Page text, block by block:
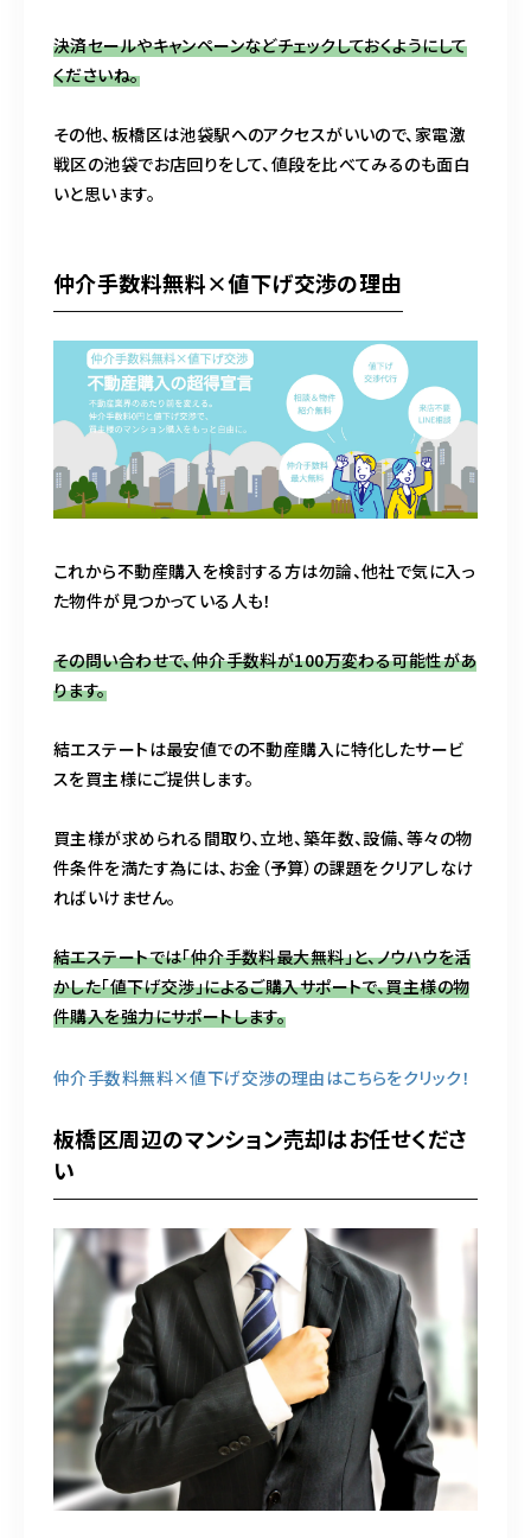
決済セールやキャンペーンなどチェックしておくようにして
くださいね。
その他、板橋区は池袋駅へのアクセスがいいので、家電激
戦区の池袋でお店回りをして、値段を比べてみるのも面白
いと思います。
仲介手数料無料×値下げ交渉の理由
これから不動産購入を検討する方は勿論、他社で気に入っ
た物件が見つかっている人も！
その問い合わせで、仲介手数料が100万変わる可能性があ
ります。
結エステートは最安値での不動産購入に特化したサービ
スを買主様にご提供します。
買主様が求められる間取り、立地、築年数、設備、等々の物
件条件を満たす為には、お金（予算）の課題をクリアしなけ
ればいけません。
結エステートでは「仲介手数料最大無料」と、ノウハウを活
かした「値下げ交渉」によるご購入サポートで、買主様の物
件購入を強力にサポートします。
仲介手数料無料×値下げ交渉の理由はこちらをクリック！
板橋区周辺のマンション売却はお任せくださ
い